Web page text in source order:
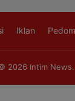
Iklan
2026 Intim News